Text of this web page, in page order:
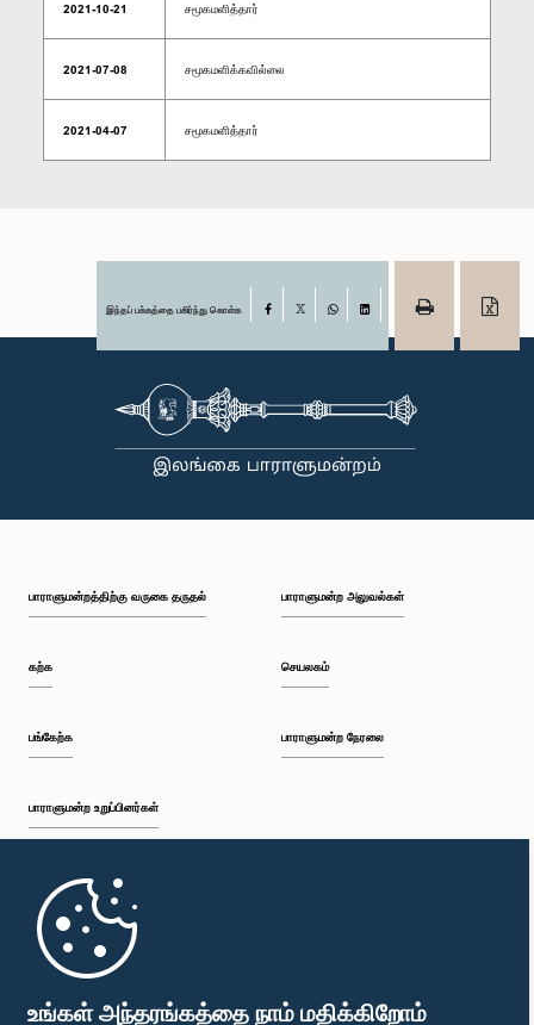
உங்கள் அந்தரங்கத்தை நாம் மதிக்கிறோம்
2021-10-21 சமூகமளித்தார்
2021-07-08 சமூகமளிக்கவில்லை
2021-04-07 சமூகமளித்தார்
இந்தப் பக்கத்தை பகிர்ந்து கொள்க Facebook
பாராளுமன்றத்திற்கு வருகை தருதல்
கற்க
பங்கேற்க
பாராளுமன்ற உறுப்பினர்கள்
முதற்பக்கம்
பாராளுமன்ற அலுவல்கள்
செயலகம்
பாராளுமன்ற நேரலை
பாராளுமன்ற கையடக்க செயலி